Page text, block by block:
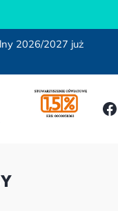
2026/2027 już